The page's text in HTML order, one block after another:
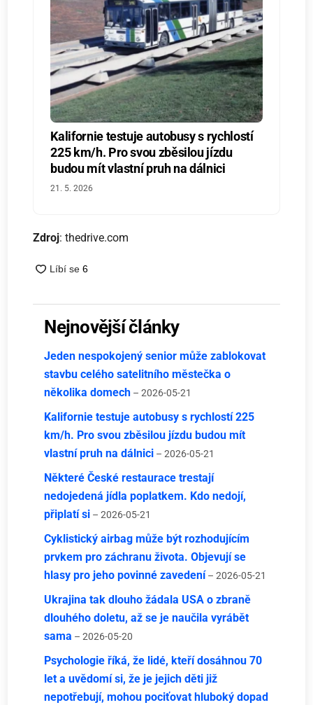
Kalifornie testuje autobusy s rychlostí
225 km/h. Pro svou zběsilou jízdu
budou mít vlastní pruh na dálnici
21. 5. 2026
Zdroj: thedrive.com
Nejnovější články
Jeden nespokojený senior může zablokovat
stavbu celého satelitního městečka o
několika domech – 2026-05-21
Kalifornie testuje autobusy s rychlostí 225
km/h. Pro svou zběsilou jízdu budou mít
vlastní pruh na dálnici – 2026-05-21
Některé České restaurace trestají
nedojedená jídla poplatkem. Kdo nedojí,
připlatí si – 2026-05-21
Cyklistický airbag může být rozhodujícím
prvkem pro záchranu života. Objevují se
hlasy pro jeho povinné zavedení – 2026-05-21
Ukrajina tak dlouho žádala USA o zbraně
dlouhého doletu, až se je naučila vyrábět
sama – 2026-05-20
Psychologie říká, že lidé, kteří dosáhnou 70
let a uvědomí si, že je jejich děti již
nepotřebují, mohou pociťovat hluboký dopad